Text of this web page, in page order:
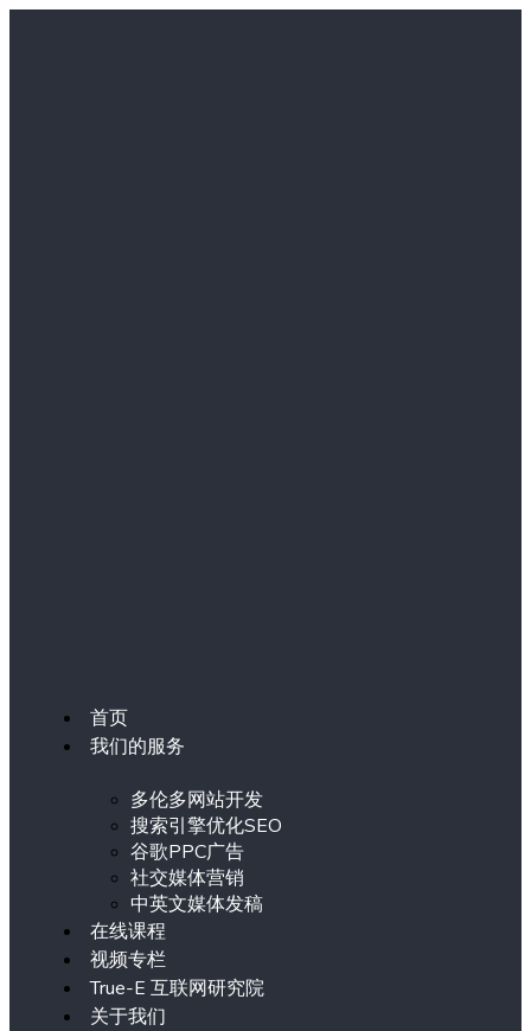
首页
我们的服务
多伦多网站开发
搜索引擎优化SEO
谷歌PPC广告
社交媒体营销
中英文媒体发稿
在线课程
视频专栏
True-E 互联网研究院
关于我们